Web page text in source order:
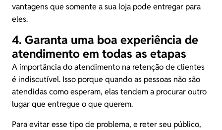
vantagens que somente a sua loja pode entregar para
eles.
4. Garanta uma boa experiência de
atendimento em todas as etapas
A importância do atendimento na retenção de clientes
é indiscutível. Isso porque quando as pessoas não são
atendidas como esperam, elas tendem a procurar outro
lugar que entregue o que querem.
Para evitar esse tipo de problema, e reter seu público,